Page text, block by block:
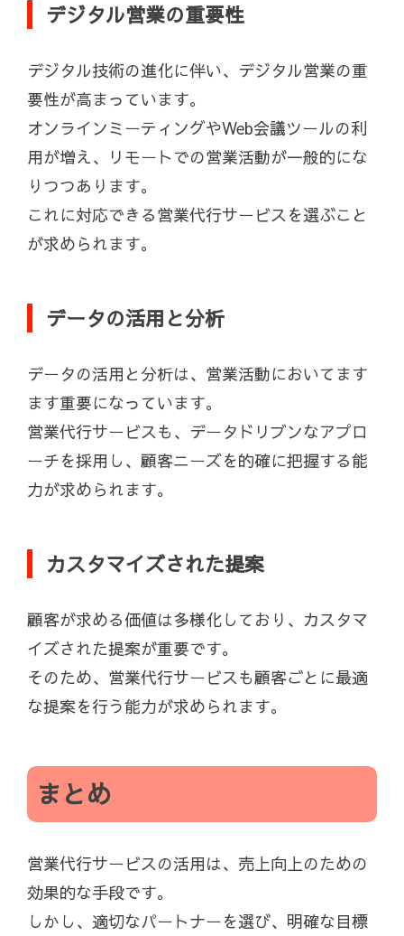
デジタル営業の重要性
デジタル技術の進化に伴い、デジタル営業の重
要性が高まっています。
オンラインミーティングやWeb会議ツールの利
用が増え、リモートでの営業活動が一般的にな
りつつあります。
これに対応できる営業代行サービスを選ぶこと
が求められます。
データの活用と分析
データの活用と分析は、営業活動においてます
ます重要になっています。
営業代行サービスも、データドリブンなアプロ
ーチを採用し、顧客ニーズを的確に把握する能
力が求められます。
カスタマイズされた提案
顧客が求める価値は多様化しており、カスタマ
イズされた提案が重要です。
そのため、営業代行サービスも顧客ごとに最適
な提案を行う能力が求められます。
まとめ
営業代行サービスの活用は、売上向上のための
効果的な手段です。
しかし、適切なパートナーを選び、明確な目標